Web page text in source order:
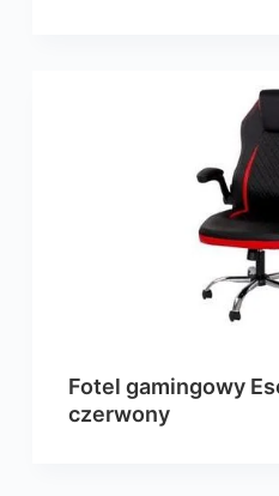
Fotel gamingowy
czerwony